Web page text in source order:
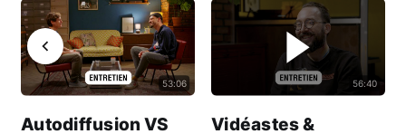
53:06
Autodiffusion VS
56:40
Vidéastes &